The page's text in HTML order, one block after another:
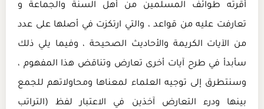
أقرته طوائف المسلمين من أهل السنة والجماعة و
تعارفت عليه من قواعد ، والتي ارتكزت في أصلها على عدد
من الآيات الكريمة والأحاديث الصحيحة ، وفيما يلي ذلك
سأبدأ في طرح آيات أخرى تعارض وتناقض هذا المفهوم ،
وسنتطرق إلى توجيه العلماء لمعناها ومحاولاتهم للجمع
بينها ودرء التعارض آخذين في الاعتبار لفظ (التراتب